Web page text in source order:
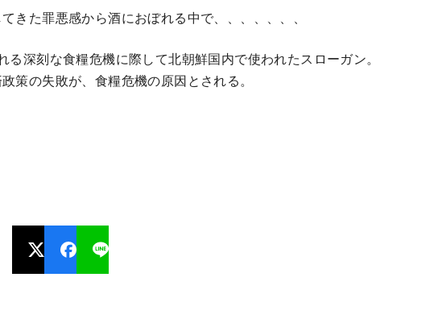
きた罪悪感から酒におぼれる中で、、、、、、、
深刻な食糧危機に際して北朝鮮国内で使われたスローガン。
策の失敗が、食糧危機の原因とされる。